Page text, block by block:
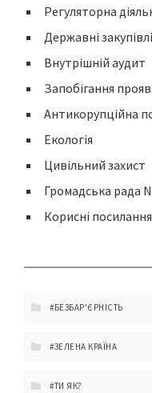
Регуляторна
Державні закупівлі
Внутрішній аудит
Запобігання
Антикорупційна
Екологія
Цивільний захист
Громадська рада
Корисні посилання
#БЕЗБАР'ЄРНІСТЬ
#ЗЕЛЕНА КРАЇНА
#ТИ ЯК?